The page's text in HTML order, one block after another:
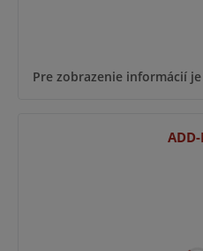
Pre zobrazenie informácií